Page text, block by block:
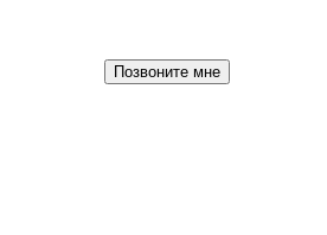
Позвоните мне